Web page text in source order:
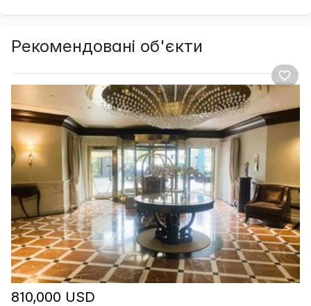
Рекомендовані об'єкти
810,000 USD